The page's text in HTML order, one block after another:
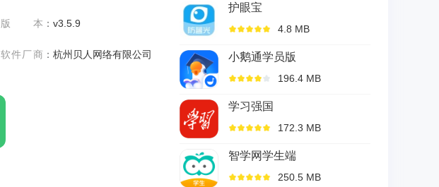
版本 ： v3.5.9
软件厂商 ： 杭州贝人网络有限公司
护眼宝
4.8 MB
小鹅通学员版
196.4 MB
学习强国
172.3 MB
智学网学生端
250.5 MB